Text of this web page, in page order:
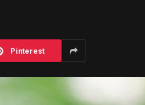
Pinterest